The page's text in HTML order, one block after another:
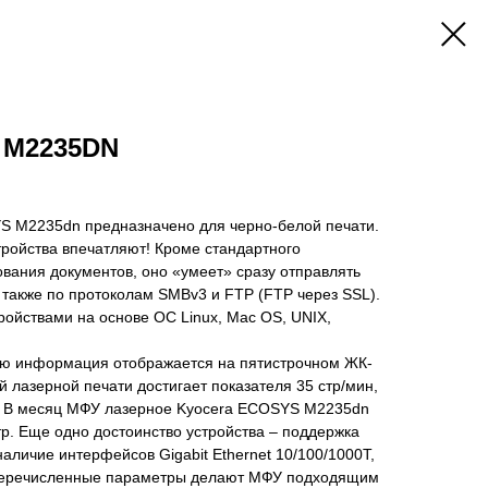
M2235dn предназначено для черно-белой печати.
впечатляют! Кроме стандартного
документов, оно «умеет» сразу отправлять
по протоколам SMBv3 и FTP (FTP через SSL).
на основе ОС Linux, Mac OS, UNIX,
информация отображается на пятистрочном ЖК-
печати достигает показателя 35 стр/мин,
месяц МФУ лазерное Kyocera ECOSYS M2235dn
Еще одно достоинство устройства – поддержка
интерфейсов Gigabit Ethernet 10/100/1000T,
параметры делают МФУ подходящим